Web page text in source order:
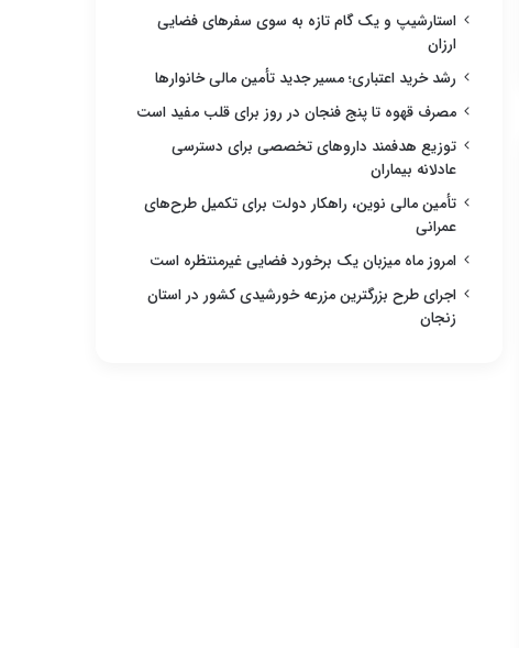
استارشیپ و یک گام تازه به سوی سفرهای فضایی
ارزان
رشد خرید اعتباری؛ مسیر جدید تأمین مالی خانوارها
مصرف قهوه تا پنج فنجان در روز برای قلب مفید است
توزیع هدفمند داروهای تخصصی برای دسترسی
عادلانه بیماران
تأمین مالی نوین، راهکار دولت برای تکمیل طرح‌های
عمرانی
امروز ماه میزبان یک برخورد فضایی غیرمنتظره است
اجرای طرح بزرگترین مزرعه خورشیدی کشور در استان
زنجان